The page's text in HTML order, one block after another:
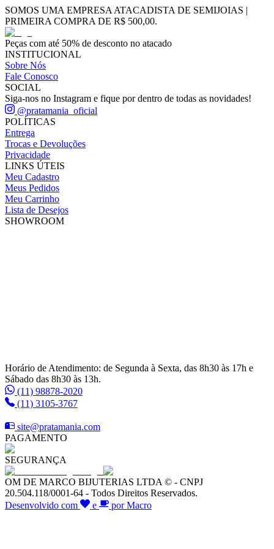
SOMOS UMA EMPRESA ATACADISTA DE SEMIJOIAS |
PRIMEIRA COMPRA DE R$ 500,00.
Peças com até 50% de desconto no atacado
INSTITUCIONAL
Sobre Nós
Fale Conosco
SOCIAL
Siga-nos no Instagram e fique por dentro de todas as novidades!
@pratamania_oficial
POLÍTICAS
Entrega
Trocas e Devoluções
Privacidade
LINKS ÚTEIS
Meu Cadastro
Meus Pedidos
Meu Carrinho
Lista de Desejos
SHOWROOM
Horário de Atendimento: de Segunda à Sexta, das 8h30 às 17h e
Sábado das 8h30 às 13h.
(11) 98878-2020
(11) 3105-3767
site@pratamania.com
PAGAMENTO
SEGURANÇA
OM DE MARCO BIJUTERIAS LTDA © - CNPJ
20.504.118/0001-64 - Todos Direitos Reservados.
Desenvolvido com
e por Macro